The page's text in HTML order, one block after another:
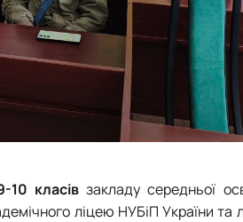
10 класівзакладу середньої
ліцею НУБіП